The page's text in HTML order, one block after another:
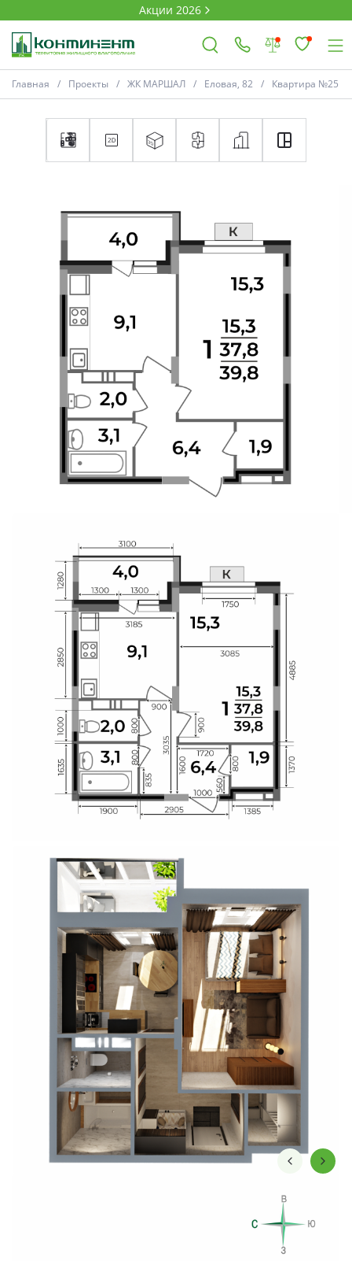
Акции 2026
Ковров
Проекты
Выбор недвижимости
Свои Люди
Офис продаж
О компании
Главная Проекты ЖК МАРШАЛ Еловая, 82 Квартира №25